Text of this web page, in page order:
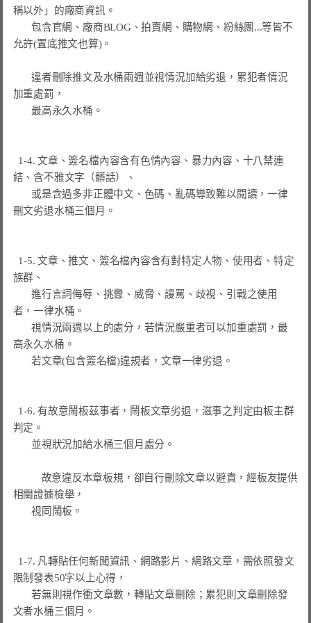
稱以外」 的廠商資訊。
       包含官網、廠商BLOG、拍賣網、購物網、粉絲團...等皆不
允許(置底推文也算)。
       違者刪除推文及水桶兩週並視情況加給劣退，累犯者情況
加重處罰，
       最高永久水桶。
結、含不雅文字（髒話）、
刪文劣退水桶三個月。
族群、
       進行言詞侮辱、挑釁、威脅、謾罵、歧視、引戰之使用
者，一律水桶。
       視情況兩週以上的處分，若情況嚴重者可以加重處罰，最
高永久水桶。
       若文章(包含簽名檔)違規者，文章一律劣退。
判定。
故意違反本章板規，卻自行刪除文章以避責，經板友提供
相關證據檢舉，
       視同鬧板。
限制發表50字以上心得，
       若無則視作衝文章數，轉貼文章刪除；累犯則文章刪除發
文者水桶三個月。